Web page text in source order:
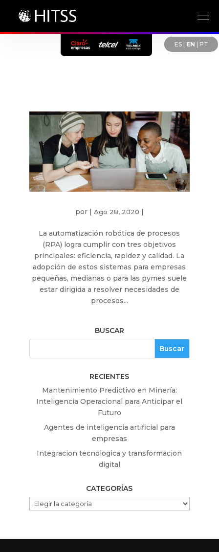
ES| EN PT
por | Ago 28, 2020 |
La automatización robótica de procesos
(RPA) logra cumplir con tres objetivos
principales: eficiencia, rapidez y calidad. La
adopción de estos sistemas para empresas
pequeñas, medianas o para las pymes suele
estar dirigida a resolver necesidades de
procesos...
BUSCAR
RECIENTES
Mantenimiento Predictivo en Minería:
Inteligencia Operacional para Anticipar el
Futuro
Agentes de inteligencia artificial para
empresas
Integracion tecnologica y transformacion
digital
CATEGORÍAS
CATEGORÍAS